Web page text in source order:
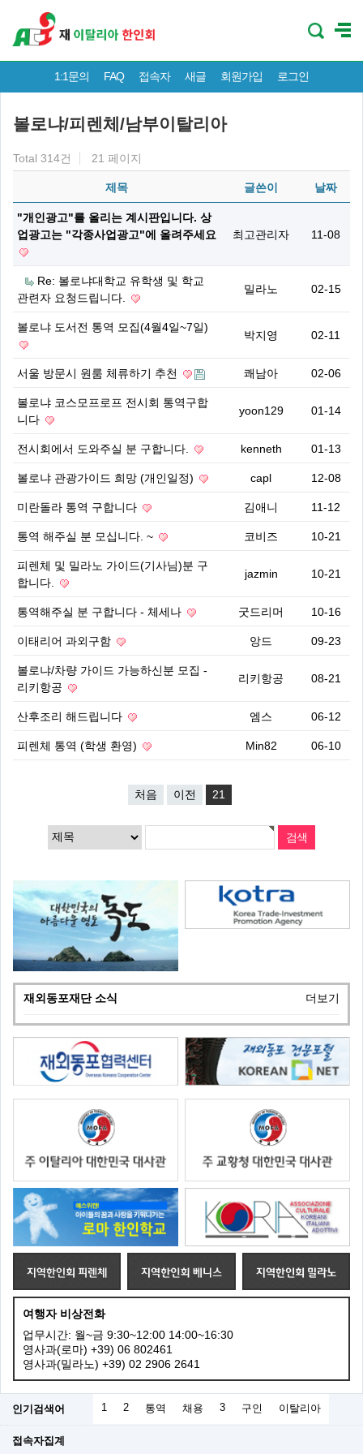
1:1문의 FAQ 접속자 새글 회원가입 로그인
볼로냐/피렌체/남부이탈리아
Total 314건 21 페이지
제목 글쓴이 날짜
"개인광고"를 올리는 계시판입니다. 상
업광고는 "각종사업광고"에 올려주세요
최고관리자 11-08
Re: 볼로냐대학교 유학생 및 학교
관련자 요청드립니다.
밀라노 02-15
볼로냐 도서전 통역 모집(4월4일~7일)
박지영 02-11
서울 방문시 원룸 체류하기 추천 쾌남아 02-06
볼로냐 코스모프로프 전시회 통역구합
니다
yoon129 01-14
전시회에서 도와주실 분 구합니다. kenneth 01-13
볼로냐 관광가이드 희망 (개인일정) capl 12-08
미란돌라 통역 구합니다 김애니 11-12
통역 해주실 분 모십니다. ~ 코비즈 10-21
피렌체 및 밀라노 가이드(기사님)분 구
합니다.
jazmin 10-21
통역해주실 분 구합니다 - 체세나 굿드리머 10-16
이태리어 과외구함 앙드 09-23
볼로냐/차량 가이드 가능하신분 모집 -
리키항공
리키항공 08-21
산후조리 해드립니다 엠스 06-12
피렌체 통역 (학생 환영) Min82 06-10
처음 이전 21
재외동포재단 소식 더보기
여행자 비상전화
업무시간: 월~금 9:30~12:00 14:00~16:30
영사과(로마) +39) 06 802461
영사과(밀라노) +39) 02 2906 2641
인기검색어 1 2 통역 채용 3 구인 이탈리아
접속자집계